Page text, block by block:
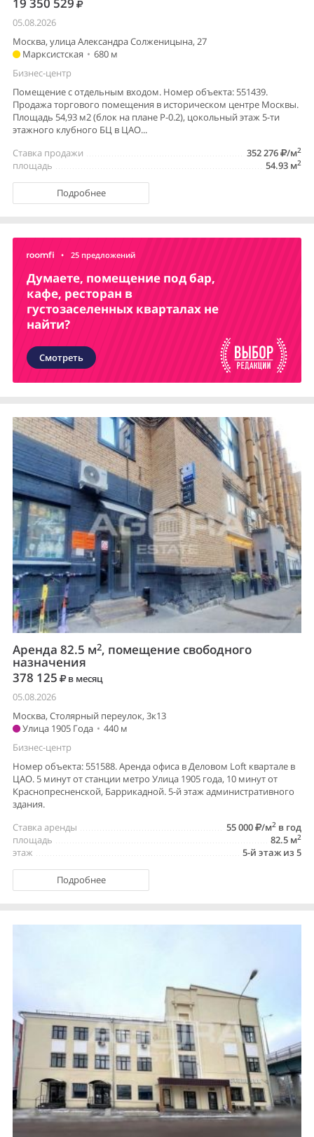
19 350 529
05.08.2026
Москва, улица Александра Солженицына, 27
Марксистская • 680 м
Бизнес-центр
Помещение с отдельным входом. Номер объекта: 551439.
Продажа торгового помещения в историческом центре Москвы.
Площадь 54,93 м2 (блок на плане Р-0.2), цокольный этаж 5-ти
этажного клубного БЦ в ЦАО...
352 276
/м2
Ставка продажи
54.93 м2
площадь
Подробнее
• 25 предложений
Думаете, помещение под бар,
кафе, ресторан в
густозаселенных кварталах не
найти?
Смотреть
Аренда 82.5 м2, помещение свободного
назначения
378 125
в месяц
05.08.2026
Москва, Столярный переулок, 3к13
Улица 1905 Года • 440 м
Бизнес-центр
Номер объекта: 551588. Аренда офиса в Деловом Loft квартале в
ЦАО. 5 минут от станции метро Улица 1905 года, 10 минут от
Краснопресненской, Баррикадной. 5-й этаж административного
здания.
55 000
/м2 в год
Ставка аренды
82.5 м2
площадь
5-й этаж из 5
этаж
Подробнее